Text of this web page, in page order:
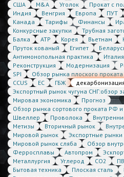
США
M&A Уголок Прокат с
Индия
Венгрия Европа ПУТ
Канада
Тарифы Финансы
Конкурсные закупки
Трубная
Балка
АТР Корея Вьетнам
Пруток кованый
Египет
Антимонопольная практика
Италия
Реконструкция
Модернизация
SPI
Обзор рынка плоского
CCUS
ЕС ГБЖ декарбонизация
Экспортный рынок чугуна СНГ:обзор
Мировая экономика
Прогноз
Обзор рынка сортового проката РФ и
Швеллер
Проволока
Метизы
Вторичный рынок
Мировой рынок
Экспортные рынки
Мировой рынок сляба
Обзор
Ферросплавы
Автопром
Металлургия
Углерод CO2
Бытовая техника
Плоская сталь